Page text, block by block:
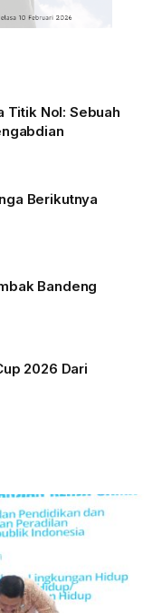
Titik Nol: Sebuah
Berikutnya
Bandeng
2026 Dari